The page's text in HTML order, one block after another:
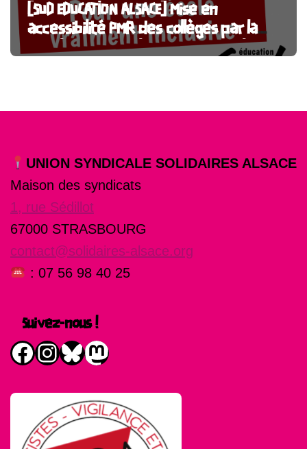
[SUD EDUCATION ALSACE] Mise en
accessibilité PMR des collèges par la
CeA : l’argent public doit financer le
UNION SYNDICALE SOLIDAIRES ALSACE
Maison des syndicats
1, rue Sédillot
67000 STRASBOURG
contact@solidaires-alsace.org
: 07 56 98 40 25
Suivez-nous !
Facebook
Instagram
Bluesky
Mastodon